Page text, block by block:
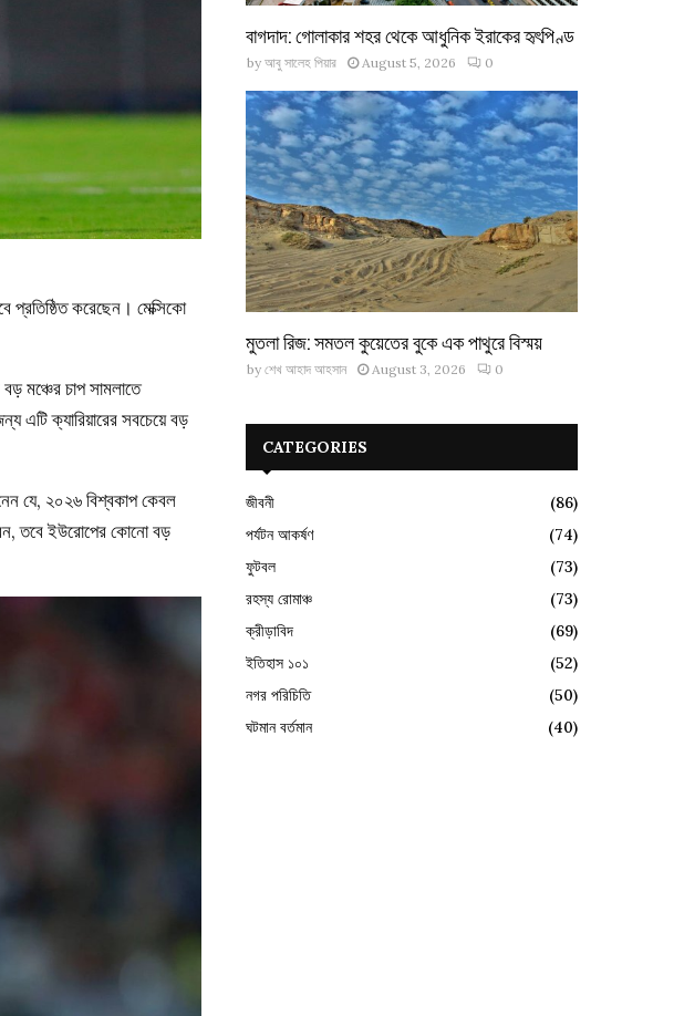
প্রতিষ্ঠিত করেছেন। মেক্সিকো
মঞ্চের চাপ সামলাতে
এটি ক্যারিয়ারের সবচেয়ে বড়
যে, ২০২৬ বিশ্বকাপ কেবল
তবে ইউরোপের কোনো বড়
বাগদাদ: গোলাকার শহর থেকে আধুনিক ইরাকের হৃৎপিণ্ড
by আবু সালেহ পিয়ার August 5, 2026 0
মুতলা রিজ: সমতল কুয়েতের বুকে এক পাথুরে বিস্ময়
by শেখ আহাদ আহসান August 3, 2026 0
CATEGORIES
জীবনী
(86)
পর্যটন আকর্ষণ
(74)
ফুটবল
(73)
রহস্য রোমাঞ্চ
(73)
ক্রীড়াবিদ
(69)
ইতিহাস ১০১
(52)
নগর পরিচিতি
(50)
ঘটমান বর্তমান
(40)